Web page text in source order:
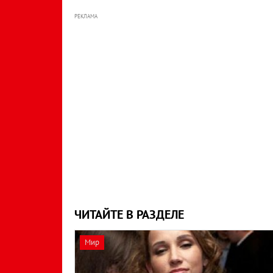
РЕКЛАМА
ЧИТАЙТЕ В РАЗДЕЛЕ
Мир